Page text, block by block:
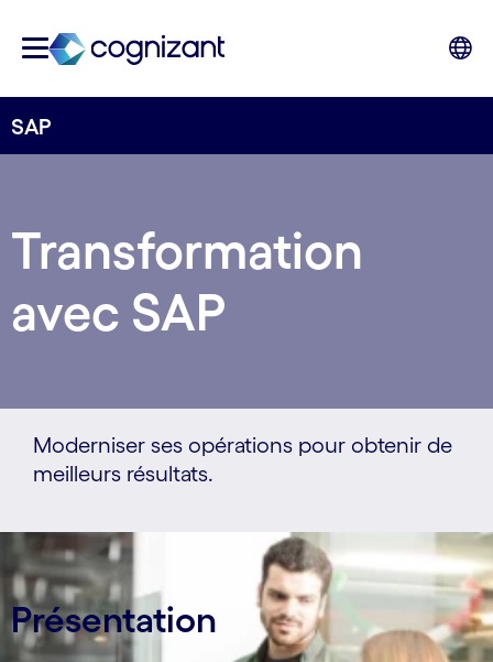
SAP
Transformation
avec SAP
Moderniser ses opérations pour obtenir de
meilleurs résultats.
Présentation